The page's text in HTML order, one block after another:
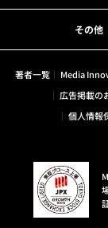
その他
著者一覧 Media
広告掲載の
個人情報